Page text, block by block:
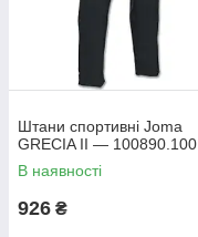
Штани спортивні Joma
GRECIA II — 100890.100
В наявності
926 ₴